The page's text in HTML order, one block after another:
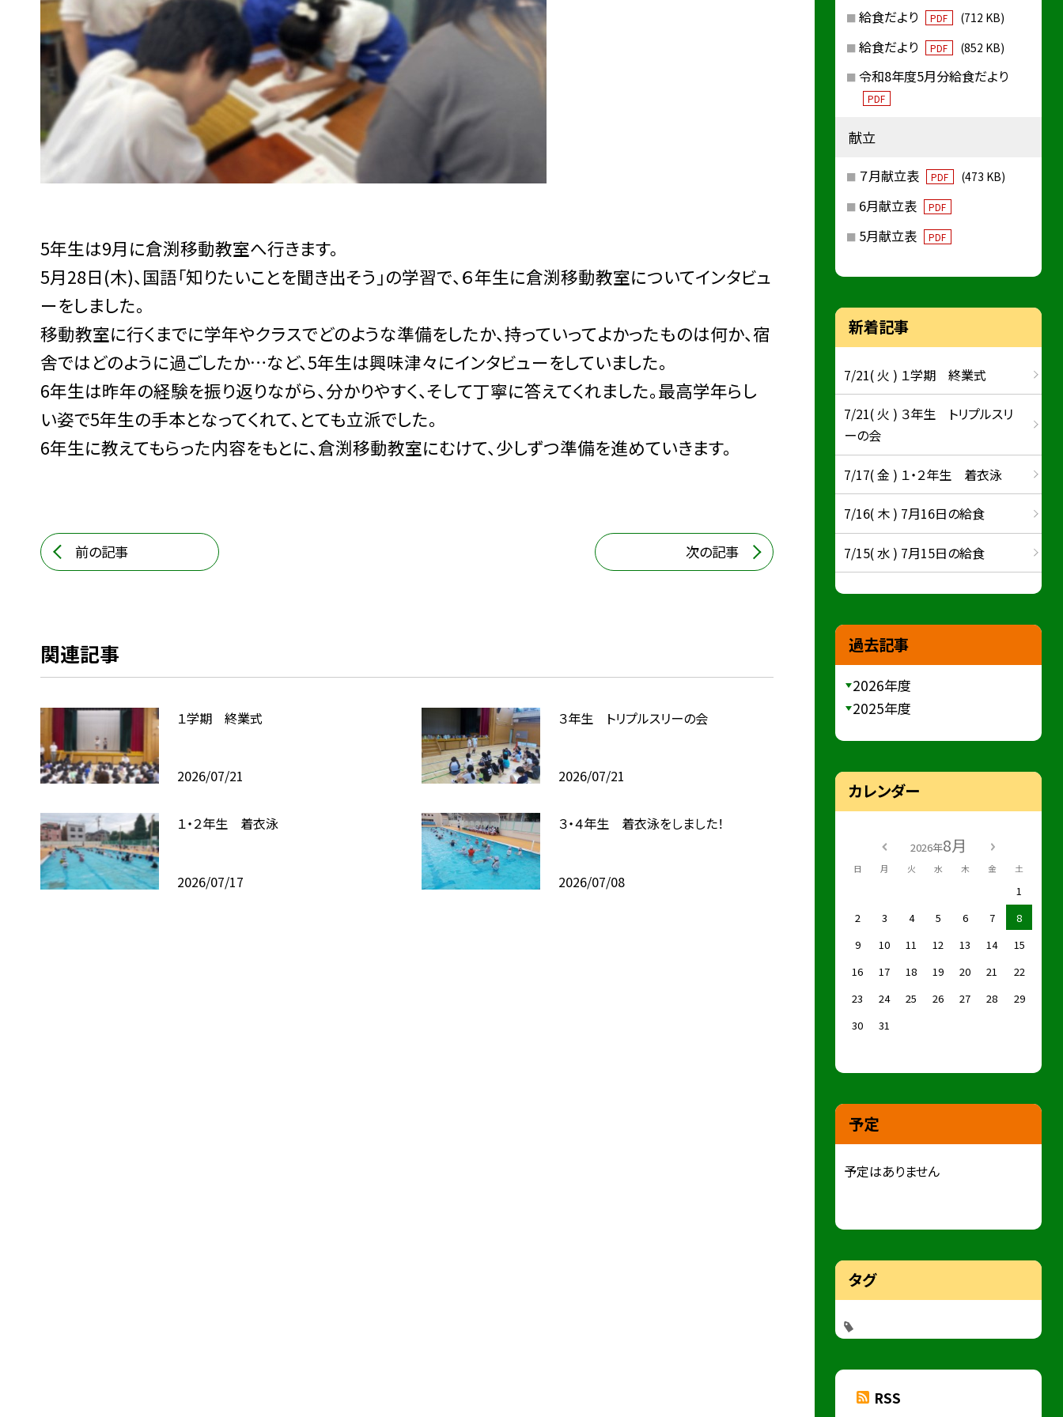
5年生は9月に倉渕移動教室へ行きます。
5月28日(木)、国語「知りたいことを聞き出そう」の学習で、６年生に倉渕移動教室についてインタビュ
ーをしました。
移動教室に行くまでに学年やクラスでどのような準備をしたか、持っていってよかったものは何か、宿
舎ではどのように過ごしたか…など、5年生は興味津々にインタビューをしていました。
6年生は昨年の経験を振り返りながら、分かりやすく、そして丁寧に答えてくれました。最高学年らし
い姿で5年生の手本となってくれて、とても立派でした。
6年生に教えてもらった内容をもとに、倉渕移動教室にむけて、少しずつ準備を進めていきます。
前の記事 次の記事
関連記事
１学期 終業式
2026/07/21
３年生 トリプルスリーの会
2026/07/21
１・２年生 着衣泳
2026/07/17
３・４年生 着衣泳をしました！
2026/07/08
給食だより PDF (712 KB)
給食だより PDF (852 KB)
令和8年度5月分給食だより
PDF
献立
７月献立表 PDF (473 KB)
6月献立表 PDF
5月献立表 PDF
新着記事
7/21( 火 ) １学期 終業式
7/21( 火 ) ３年生 トリプルスリ
ーの会
7/17( 金 ) １・２年生 着衣泳
7/16( 木 ) 7月16日の給食
7/15( 水 ) 7月15日の給食
過去記事
2026年度
2025年度
カレンダー
2026年8月
日 月 火 水 木 金 土
1
2
3 4 5 6 7
8
9
10 11 12 13 14
15
16
17 18 19 20 21
22
23
24 25 26 27 28
29
30
31
予定
予定はありません
タグ
RSS